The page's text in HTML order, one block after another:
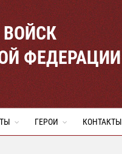
ФЕДЕРАЦИИ
ГЕРОИ КОНТАКТЫ